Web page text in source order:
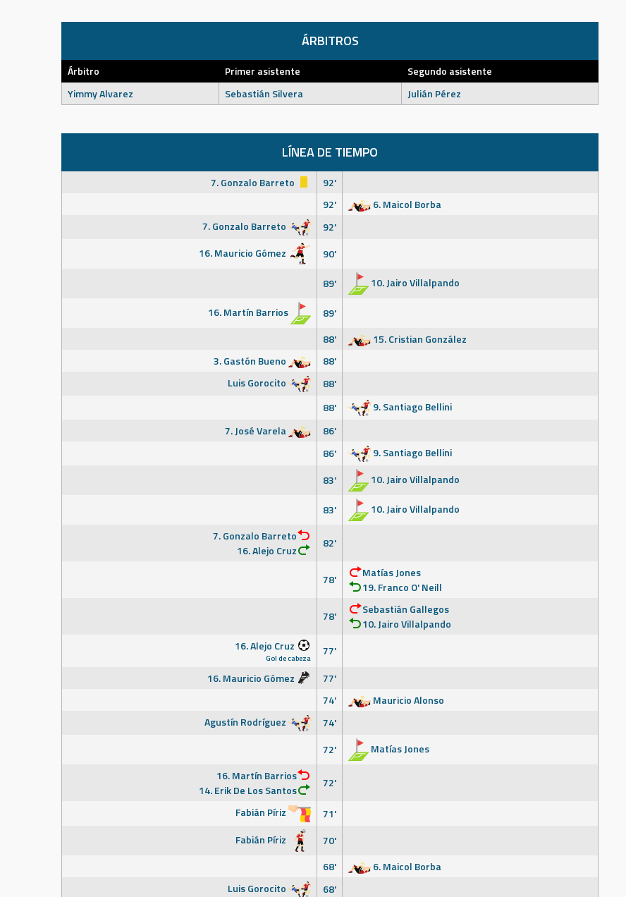
ÁRBITROS
Árbitro Primer asistente
Segundo asistente
Yimmy Alvarez
Sebastián Silvera Julián Pérez
LÍNEA DE TIEMPO
7. Gonzalo Barreto
92'
92'
6. Maicol Borba
7. Gonzalo Barreto
92'
16. Mauricio Gómez
90'
89'
10. Jairo Villalpando
16. Martín Barrios
89'
88'
15. Cristian González
3. Gastón Bueno
88'
Luis Gorocito
88'
88'
9. Santiago Bellini
7. José Varela
86'
86'
9. Santiago Bellini
83'
10. Jairo Villalpando
83'
10. Jairo Villalpando
7. Gonzalo Barreto
16. Alejo Cruz
82'
78'
Matías Jones
19. Franco O' Neill
78'
Sebastián Gallegos
10. Jairo Villalpando
16. Alejo Cruz
Gol de cabeza
77'
16. Mauricio Gómez
77'
74'
Mauricio Alonso
Agustín Rodríguez
74'
72'
Matías Jones
16. Martín Barrios
14. Erik De Los Santos
72'
Fabián Píriz
71'
Fabián Píriz
70'
68'
6. Maicol Borba
Luis Gorocito
68'